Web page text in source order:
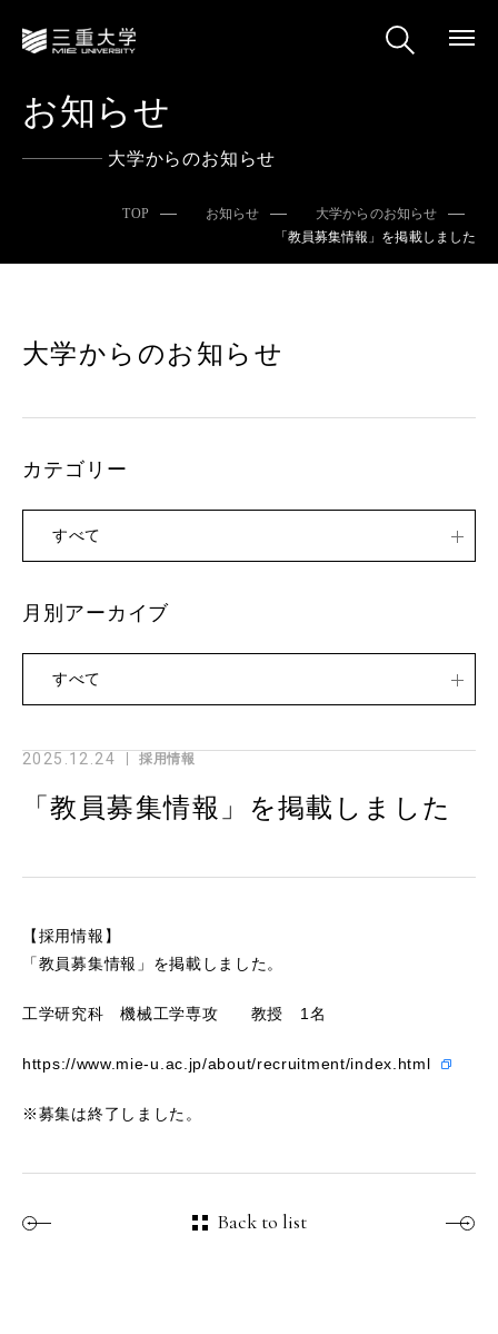
お知らせ
大学からのお知らせ
TOP お知らせ
大学からのお知らせ
「教員募集情報」を掲載しました
2025.12.24 採用情報
「教員募集情報」を掲載しました
【採用情報】
「教員募集情報」を掲載しました。
工学研究科 機械工学専攻 教授 1名
https://www.mie-u.ac.jp/about/recruitment/index.html
※募集は終了しました。
Back to list
大学からのお知らせ
カテゴリー
すべて
月別アーカイブ
すべて